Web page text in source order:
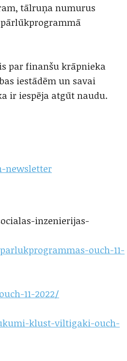
tālruņa numurus
par finanšu krāpnieka
iestādēm un savai
ir iespēja atgūt naudu.
newsletter
inzenierijas-
ouch-11-
11-2022/
klust-viltigaki-ouch-